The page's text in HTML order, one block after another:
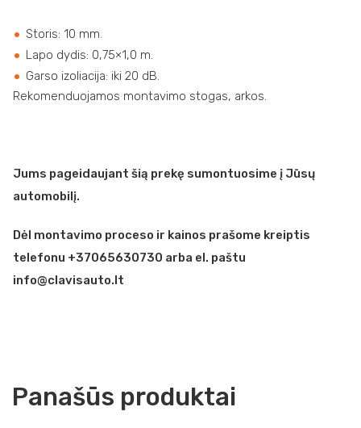
Storis: 10 mm.
Lapo dydis: 0,75×1,0 m.
Garso izoliacija: iki 20 dB.
Rekomenduojamos montavimo stogas, arkos.
Jums pageidaujant šią prekę sumontuosime į Jūsų
automobilį.
Dėl montavimo proceso ir kainos prašome kreiptis
telefonu +37065630730 arba el. paštu
info@clavisauto.lt
Panašūs produktai